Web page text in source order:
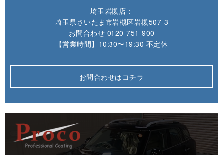
埼玉岩槻店：
埼玉県さいたま市岩槻区岩槻507-3
お問合わせ 0120-751-900
【営業時間】10:30〜19:30 不定休
お問合わせはコチラ